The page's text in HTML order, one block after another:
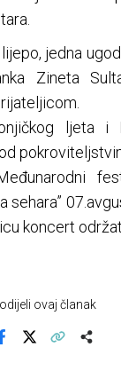
jedna
Zineta
ljeta i
sehara”
koncert
ovaj članak
Facebook